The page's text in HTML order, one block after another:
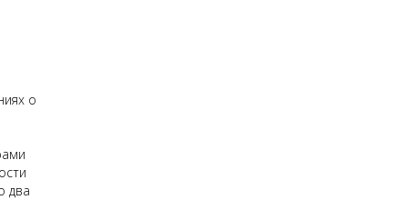
о
два